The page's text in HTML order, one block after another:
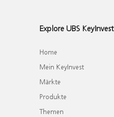
Explore UBS KeyInvest
Home
Mein KeyInvest
Märkte
Produkte
Themen